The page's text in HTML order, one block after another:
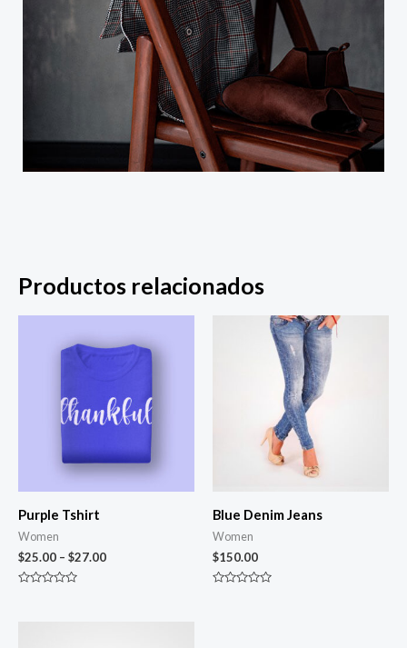
Productos relacionados
Purple Tshirt
Women
$25.00 – $27.00
Blue Denim Jeans
Women
$150.00